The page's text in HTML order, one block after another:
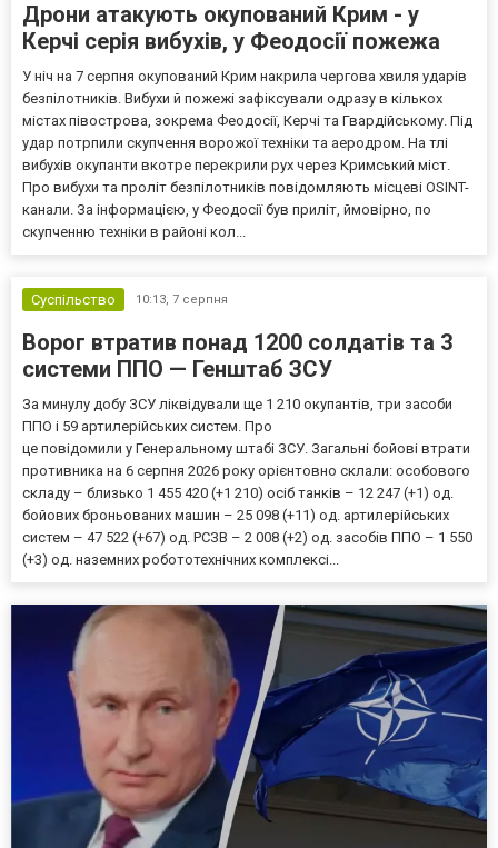
Дрони атакують окупований Крим - у
Керчі серія вибухів, у Феодосії пожежа
У ніч на 7 серпня окупований Крим накрила чергова хвиля ударів
безпілотників. Вибухи й пожежі зафіксували одразу в кількох
містах півострова, зокрема Феодосії, Керчі та Гвардійському. Під
удар потрпили скупчення ворожої техніки та аеродром. На тлі
вибухів окупанти вкотре перекрили рух через Кримський міст.
Про вибухи та проліт безпілотників повідомляють місцеві OSINT-
канали. За інформацією, у Феодосії був приліт, ймовірно, по
скупченню техніки в районі кол...
Суспільство 10:13, 7 серпня
Ворог втратив понад 1200 солдатів та 3
системи ППО — Генштаб ЗСУ
За минулу добу ЗСУ ліквідували ще 1 210 окупантів, три засоби
ППО і 59 артилерійських систем. Про
це повідомили у Генеральному штабі ЗСУ. Загальні бойові втрати
противника на 6 серпня 2026 року орієнтовно склали: особового
складу – близько 1 455 420 (+1 210) осіб танків – 12 247 (+1) од.
бойових броньованих машин – 25 098 (+11) од. артилерійських
систем – 47 522 (+67) од. РСЗВ – 2 008 (+2) од. засобів ППО – 1 550
(+3) од. наземних робототехнічних комплексі...